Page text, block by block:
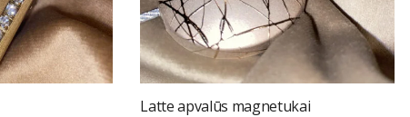
Latte apvalūs magnetukai